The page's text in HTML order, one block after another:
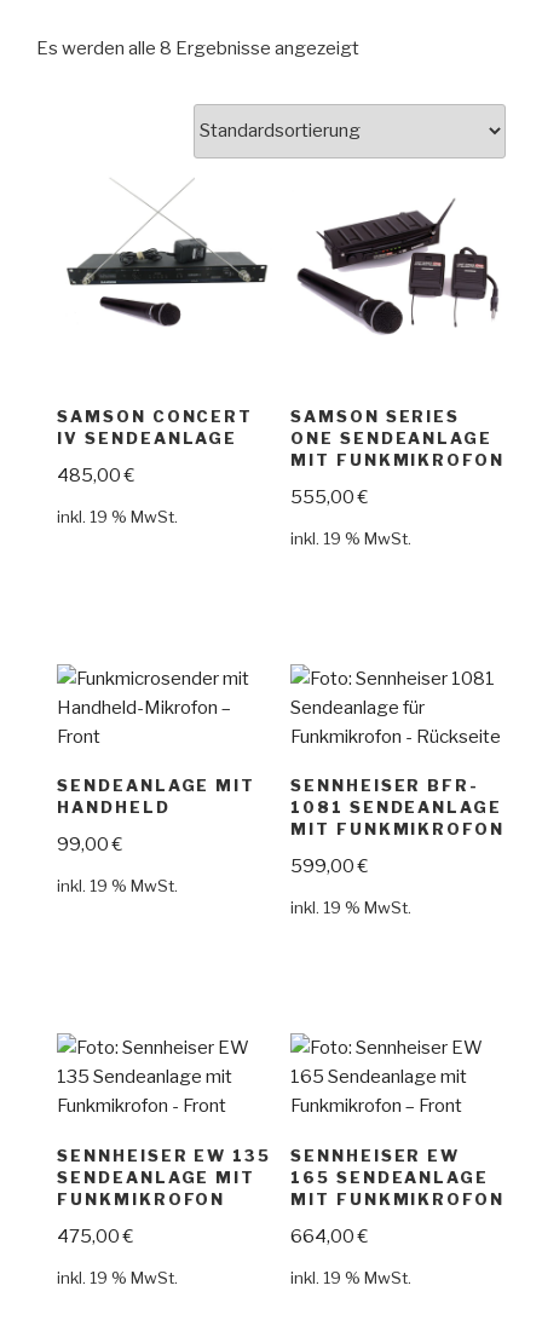
Es werden alle 8 Ergebnisse angezeigt
SAMSON CONCERT
IV SENDEANLAGE
485,00€
inkl. 19 % MwSt.
SAMSON SERIES
ONE SENDEANLAGE
MIT FUNKMIKROFON
555,00€
inkl. 19 % MwSt.
SENDEANLAGE MIT
HANDHELD
99,00€
inkl. 19 % MwSt.
SENNHEISER BFR-
1081 SENDEANLAGE
MIT FUNKMIKROFON
599,00€
inkl. 19 % MwSt.
SENNHEISER EW 135
SENDEANLAGE MIT
FUNKMIKROFON
475,00€
inkl. 19 % MwSt.
SENNHEISER EW
165 SENDEANLAGE
MIT FUNKMIKROFON
664,00€
inkl. 19 % MwSt.